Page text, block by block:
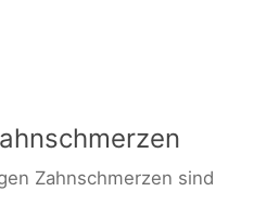
Zahnschmerzen sind